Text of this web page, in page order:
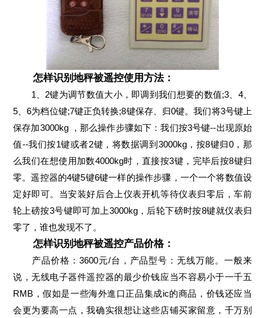
怎样识别地秤被遥控使用方法：
1、2键为调节数值大小，即调到我们想要的数值;3、4、
5、6为档位键;7键正负转换;8键保存、归0键。我们将3号键上
保存加3000kg ，那么操作步骤如下：我们按3号键--出现原始
值--我们按1键或者2键，将数据调到3000kg，按8键归0，那
么我们在想使用加数4000kg时，直接按3键，完毕后按8键归
零。遥控器的4键5键6键一样的操作步骤，一个一个将数值设
定好即可。当安装好后合上仪表开机等待仪表归零后，车前
轮上磅按3号键即可加上3000kg，后轮下磅时按8键就仪表归
零了，谁也发现不了。
怎样识别地秤被遥控产品价格：
产品价格：3600元/台，产品型号：无线万能。一般来
说，无线电子器件遥控器的最少价钱应当不容易小于一千五
RMB，假如是一些海外進口正品集成ic的商品，价钱还应当
会更为要高一点，我确实很想让这些店铺买家留意，千万别